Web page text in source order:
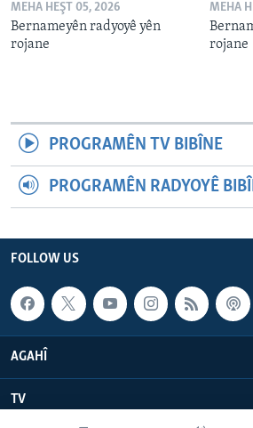
MEHA HEŞT 05, 2026
Bernameyên radyoyê yên
rojane
MEHA
rojane
PROGRAMÊN TV BIBÎNE
PROGRAMÊN RADYOYÊ
FOLLOW US
AGAHÎ
TV